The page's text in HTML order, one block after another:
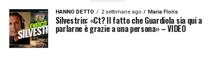
HANNO DETTO 2 settimane ago Maria Floris
Silvestrin: «Ct? Il fatto che Guardiola sia qui a
parlarne è grazie a una persona» – VIDEO